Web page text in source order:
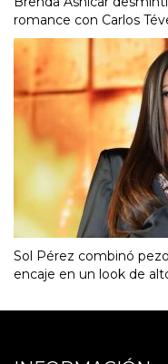
romance con Carlos
Sol Pérez combinó
encaje en un look de